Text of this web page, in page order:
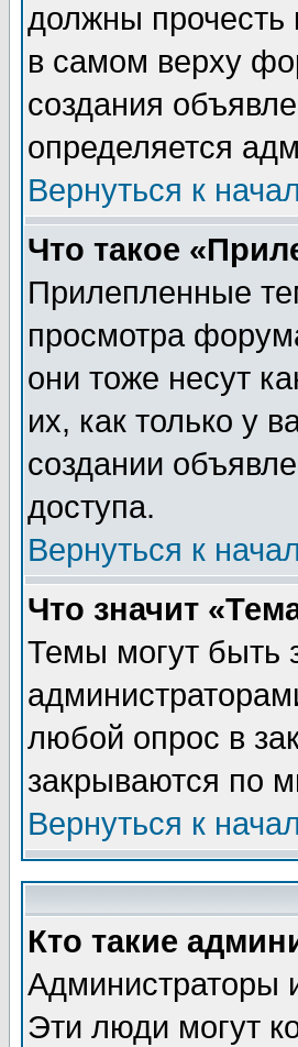
должны прочесть
в самом верху
создания
определяется
Вернуться к
Что такое
Прилепленные
просмотра
они тоже несут
их, как только у
создании
доступа.
Вернуться к
Что значит
Темы могут быть
любой опрос в
закрываются по
Вернуться к
Кто такие
Администраторы
Эти люди могут